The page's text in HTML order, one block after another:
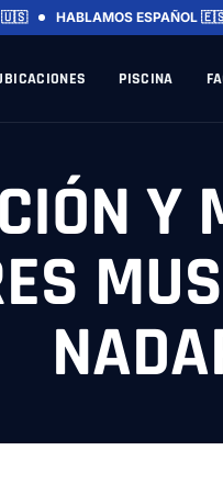
🇺🇸 HABLAMOS ESPAÑOL
PISCINA
Y